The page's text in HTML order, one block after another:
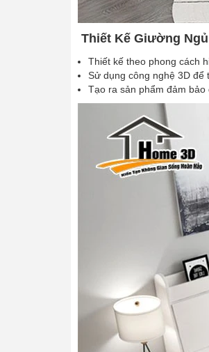
Thiết Kế Giường
Thiết kế theo phong cách
Sử dụng công nghệ 3D
Tạo ra sản phẩm đảm bảo